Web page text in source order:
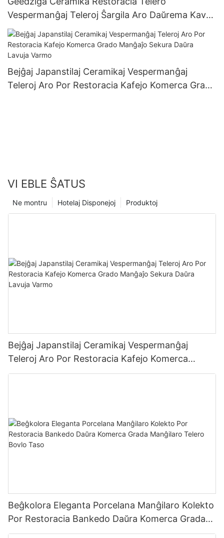
Vespermanĝaj Teleroj Ŝargila Aro Daŭrema Kava
Pogranda Tablaro Por Festa Eventa Ornamado
Bejĝaj Japanstilaj Ceramikaj Vespermanĝaj
Teleroj Aro Por Restoracia Kafejo Komerca Grado
VI EBLE ŜATUS
Produktoj
Hotelaj Disponejoj
Ne montru
Bejĝaj Japanstilaj Ceramikaj Vespermanĝaj
Teleroj Aro Por Restoracia Kafejo Komerca
Grado Manĝaĵo Sekura Daŭra Lavuja Varmo
Beĝkolora Eleganta Porcelana Manĝilaro Kolekto
Por Restoracia Bankedo Daŭra Komerca Grada
Manĝilaro Telero Bovlo Taso